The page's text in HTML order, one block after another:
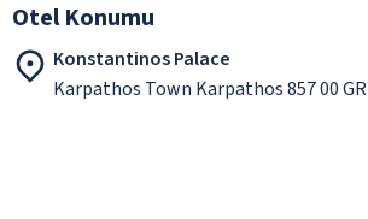
Otel Konumu
Konstantinos Palace
Karpathos Town Karpathos 857 00 GR